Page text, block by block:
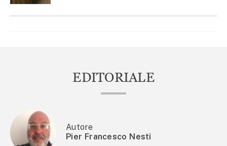
EDITORIALE
Autore
Pier Francesco Nesti